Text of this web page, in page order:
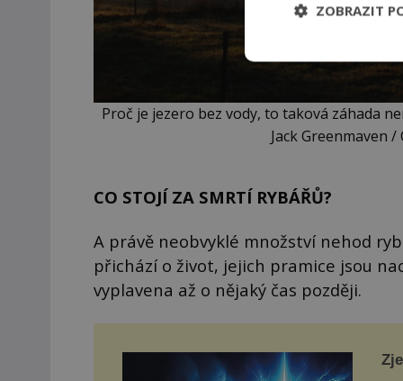
Proč je jezero bez vody, to taková záhada
Jack Greenmaven /
CO STOJÍ ZA SMRTÍ RYBÁŘŮ?
A právě neobvyklé množství nehod
přichází o život, jejich pramice jsou
vyplavena až o nějaký čas později.
ZOBRAZIT